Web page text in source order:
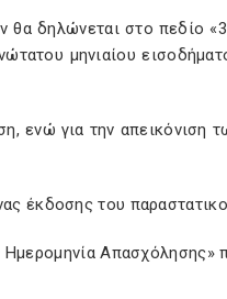
δηλώνεται στο πεδίο
μηνιαίου
ενώ για την απεικόνιση
έκδοσης του
Απασχόλησης»